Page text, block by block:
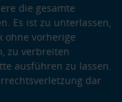
die gesamte
Es ist zu unterlassen,
ohne vorherige
zu verbreiten
ausführen zu lassen.
dar